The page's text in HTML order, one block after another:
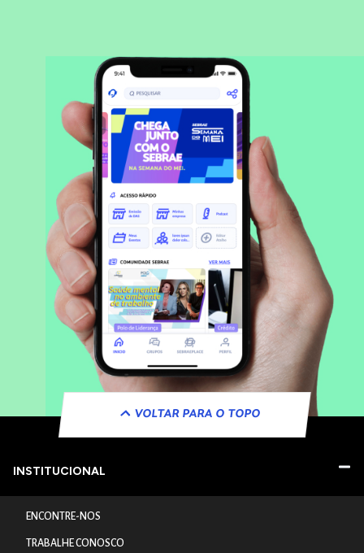
VOLTAR PARA O TOPO
INSTITUCIONAL
ENCONTRE-NOS
TRABALHE CONOSCO